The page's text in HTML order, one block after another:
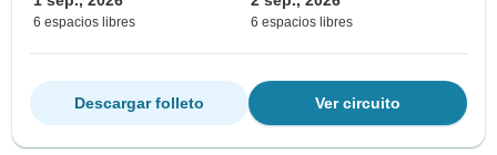
6 espacios libres 6 espacios libres
Ver circuito
Descargar folleto